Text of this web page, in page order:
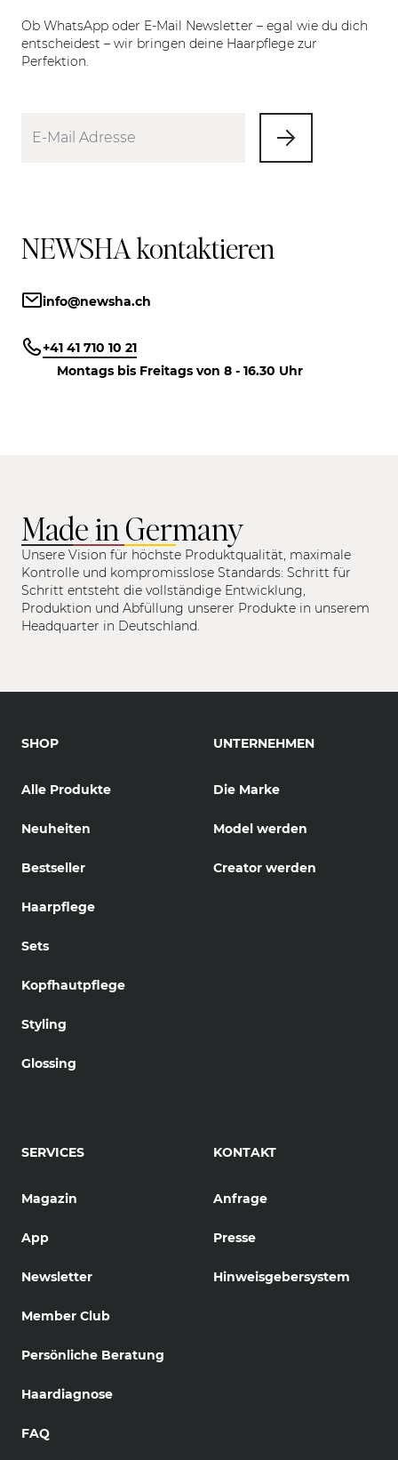
Ob WhatsApp oder E-Mail Newsletter – egal wie du dich
entscheidest – wir bringen deine Haarpflege zur
Perfektion.
NEWSHA kontaktieren
info@newsha.ch
+41 41 710 10 21
Montags bis Freitags von 8 - 16.30 Uhr
Made in Germany
Unsere Vision für höchste Produktqualität, maximale
Kontrolle und kompromisslose Standards: Schritt für
Schritt entsteht die vollständige Entwicklung,
Produktion und Abfüllung unserer Produkte in unserem
Headquarter in Deutschland.
SHOP
Alle Produkte
Neuheiten
Bestseller
Haarpflege
Sets
Kopfhautpflege
Styling
Glossing
UNTERNEHMEN
Die Marke
Model werden
Creator werden
SERVICES
Magazin
App
Newsletter
Member Club
Persönliche Beratung
Haardiagnose
FAQ
KONTAKT
Anfrage
Presse
Hinweisgebersystem